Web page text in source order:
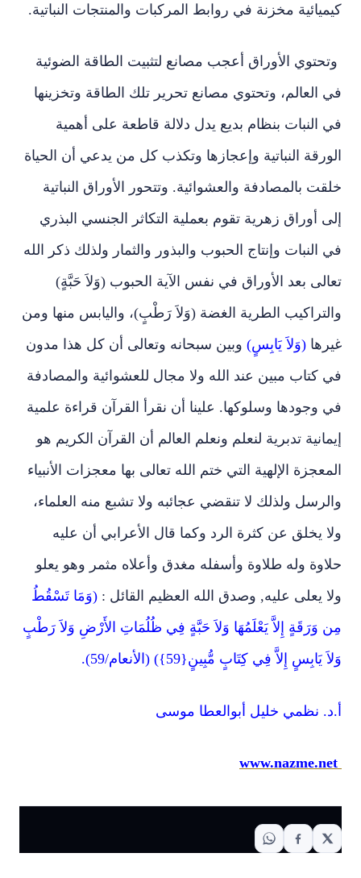
كيميائية مخزنة في روابط المركبات والمنتجات النباتية.
وتحتوي الأوراق أعجب مصانع لتثبيت الطاقة الضوئية
في العالم، وتحتوي مصانع تحرير تلك الطاقة وتخزينها
في النبات بنظام بديع يدل دلالة قاطعة على أهمية
الورقة النباتية وإعجازها وتكذب كل من يدعي أن الحياة
خلقت بالمصادفة والعشوائية. وتتحور الأوراق النباتية
إلى أوراق زهرية تقوم بعملية التكاثر الجنسي البذري
في النبات وإنتاج الحبوب والبذور والثمار ولذلك ذكر الله
تعالى بعد الأوراق في نفس الآية الحبوب (وَلاَ حَبَّةٍ)
والتراكيب الطرية الغضة (وَلاَ رَطْبٍ)، واليابس منها ومن
غيرها (وَلاَ يَابِسٍ) وبين سبحانه وتعالى أن كل هذا مدون
في كتاب مبين عند الله ولا مجال للعشوائية والمصادفة
في وجودها وسلوكها. علينا أن نقرأ القرآن قراءة علمية
إيمانية تدبرية لنعلم ونعلم العالم أن القرآن الكريم هو
المعجزة الإلهية التي ختم الله تعالى بها معجزات الأنبياء
والرسل ولذلك لا تنقضي عجائبه ولا تشبع منه العلماء،
ولا يخلق عن كثرة الرد وكما قال الأعرابي أن عليه
حلاوة وله طلاوة وأسفله مغدق وأعلاه مثمر وهو يعلو
ولا يعلى عليه, وصدق الله العظيم القائل : (وَمَا تَسْقُطُ
مِن وَرَقَةٍ إِلاَّ يَعْلَمُهَا وَلاَ حَبَّةٍ فِي ظُلُمَاتِ الأَرْضِ وَلاَ رَطْبٍ
وَلاَ يَابِسٍ إِلاَّ فِي كِتَابٍ مُّبِينٍ{59}) (الأنعام/59).
أ.د. نظمي خليل أبوالعطا موسى